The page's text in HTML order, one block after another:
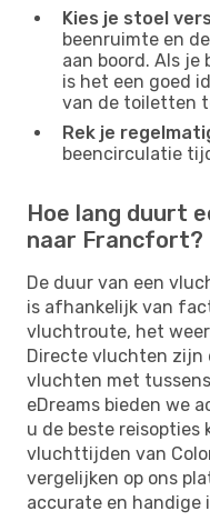
Kies je stoel
beenruimte en
aan boord. Als je
is het een goed
van de toiletten
Rek je
beencirculatie
Hoe lang duurt
naar Francfort?
De duur van een
is afhankelijk van
vluchtroute, het
Directe vluchten zijn
vluchten met
eDreams bieden we
u de beste reisopties
vluchttijden van
vergelijken op ons
accurate en